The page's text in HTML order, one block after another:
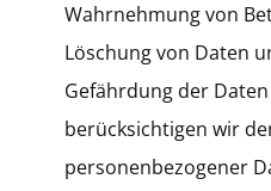
Wahrnehmung von
Löschung von Daten
Gefährdung der
berücksichtigen wir
personenbezogener